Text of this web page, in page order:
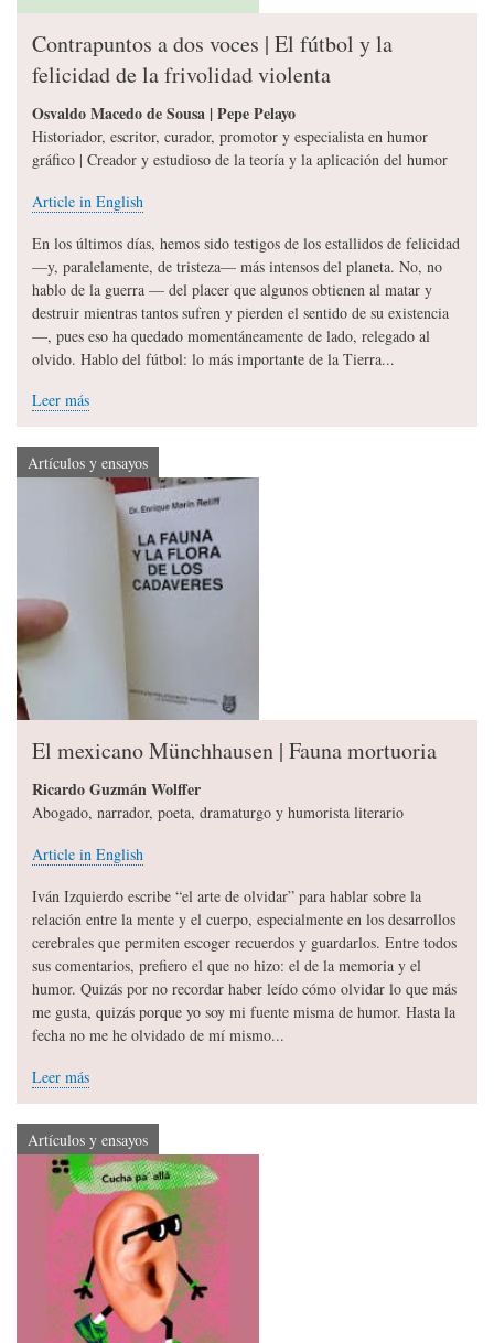
Contrapuntos a dos voces | El fútbol y la
felicidad de la frivolidad violenta
Osvaldo Macedo de Sousa | Pepe Pelayo
Historiador, escritor, curador, promotor y especialista en humor
gráfico | Creador y estudioso de la teoría y la aplicación del humor
Article in English
En los últimos días, hemos sido testigos de los estallidos de felicidad
—y, paralelamente, de tristeza— más intensos del planeta. No, no
hablo de la guerra — del placer que algunos obtienen al matar y
destruir mientras tantos sufren y pierden el sentido de su existencia
—, pues eso ha quedado momentáneamente de lado, relegado al
olvido. Hablo del fútbol: lo más importante de la Tierra...
Leer más
Artículos y ensayos
El mexicano Münchhausen | Fauna mortuoria
Ricardo Guzmán Wolffer
Abogado, narrador, poeta, dramaturgo y humorista literario
Article in English
Iván Izquierdo escribe “el arte de olvidar” para hablar sobre la
relación entre la mente y el cuerpo, especialmente en los desarrollos
cerebrales que permiten escoger recuerdos y guardarlos. Entre todos
sus comentarios, prefiero el que no hizo: el de la memoria y el
humor. Quizás por no recordar haber leído cómo olvidar lo que más
me gusta, quizás porque yo soy mi fuente misma de humor. Hasta la
fecha no me he olvidado de mí mismo...
Leer más
Artículos y ensayos